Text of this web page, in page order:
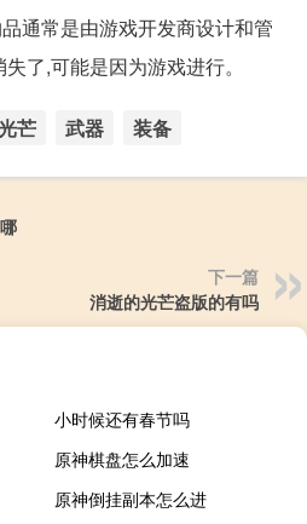
通常是由游戏开发商设计和管
了,可能是因为游戏进行。
芒 武器 装备
下一篇
消逝的光芒盗版的有吗
小时候还有春节吗
原神棋盘怎么加速
原神倒挂副本怎么进